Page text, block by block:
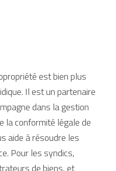
est bien plus
Il est un partenaire
dans la gestion
la conformité légale de
aide à résoudre les
Pour les syndics,
de biens, et